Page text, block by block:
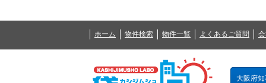
ホーム 物件検索 物件一覧 よくあるご質問
大阪府